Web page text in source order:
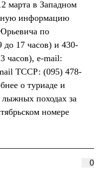
марта в Западном
информацию
по
до 17 часов) и 430-
часов), e-mail:
ТССР: (095) 478-
о туриаде и
лыжных походах за
номере
0